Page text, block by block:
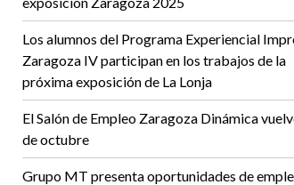
Los alumnos del Programa Experiencial
Zaragoza IV participan en los trabajos de la
próxima exposición de La Lonja
El Salón de Empleo Zaragoza Dinámica
de octubre
Grupo MT presenta oportunidades de